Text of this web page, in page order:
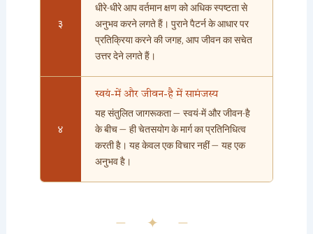
३
धीरे-धीरे आप वर्तमान क्षण को अधिक स्पष्टता से
अनुभव करने लगते हैं। पुराने पैटर्न के आधार पर
प्रतिक्रिया करने की जगह, आप जीवन का सचेत
उत्तर देने लगते हैं।
४
स्वयं-में और जीवन-है में सामंजस्य
यह संतुलित जागरूकता — स्वयं-में और जीवन-है
के बीच — ही चेतसयोग के मार्ग का प्रतिनिधित्व
करती है। यह केवल एक विचार नहीं — यह एक
अनुभव है।
— ✦ —